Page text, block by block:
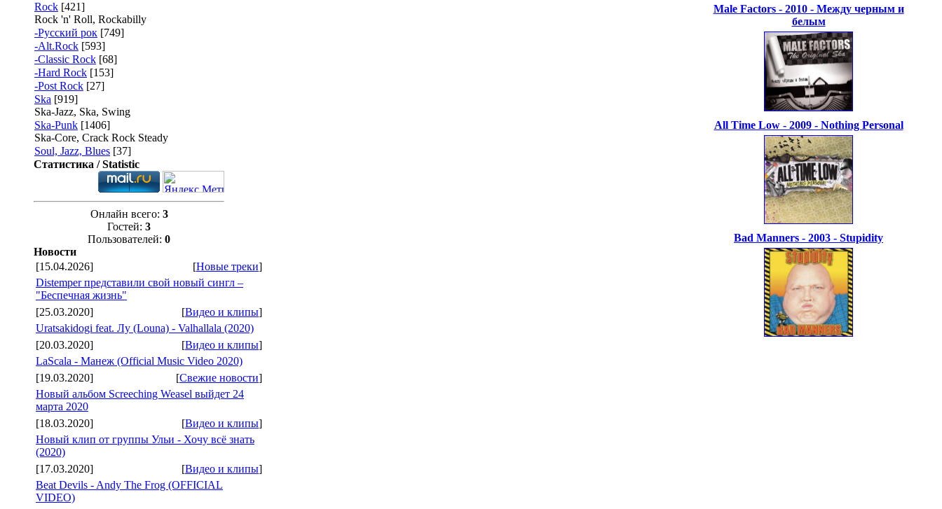
Rock [421]
Rock 'n' Roll, Rockabilly
-Русский рок [749]
-Alt.Rock [593]
-Classic Rock [68]
-Hard Rock [153]
-Post Rock [27]
Ska [919]
Ska-Jazz, Ska, Swing
Ska-Punk [1406]
Ska-Core, Crack Rock Steady
Soul, Jazz, Blues [37]
Статистика / Statistic
Онлайн всего: 3
Гостей: 3
Пользователей: 0
Новости
[15.04.2026]
[Новые треки]
Distemper представили свой новый сингл –
"Беспечная жизнь"
[25.03.2020]
[Видео и клипы]
Uratsakidogi feat. Лу (Louna) - Valhallala (2020)
[20.03.2020]
[Видео и клипы]
LaScala - Манеж (Official Music Video 2020)
[19.03.2020]
[Свежие новости]
Новый альбом Screeching Weasel выйдет 24
марта 2020
[18.03.2020]
[Видео и клипы]
Новый клип от группы Ульи - Хочу всё знать
(2020)
[17.03.2020]
[Видео и клипы]
Beat Devils - Andy The Frog (OFFICIAL
VIDEO)
Male Factors - 2010 - Между черным и
белым
All Time Low - 2009 - Nothing Personal
Bad Manners - 2003 - Stupidity